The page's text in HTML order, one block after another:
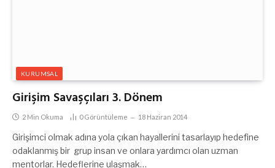
KURUMSAL
Girişim Savaşçıları 3. Dönem
2 Min Okuma 0Görüntüleme 18 Haziran 2014
Girişimci olmak adına yola çıkan hayallerini tasarlayıp hedefine
odaklanmış bir grup insan ve onlara yardımcı olan uzman
mentorlar. Hedeflerine ulaşmak…